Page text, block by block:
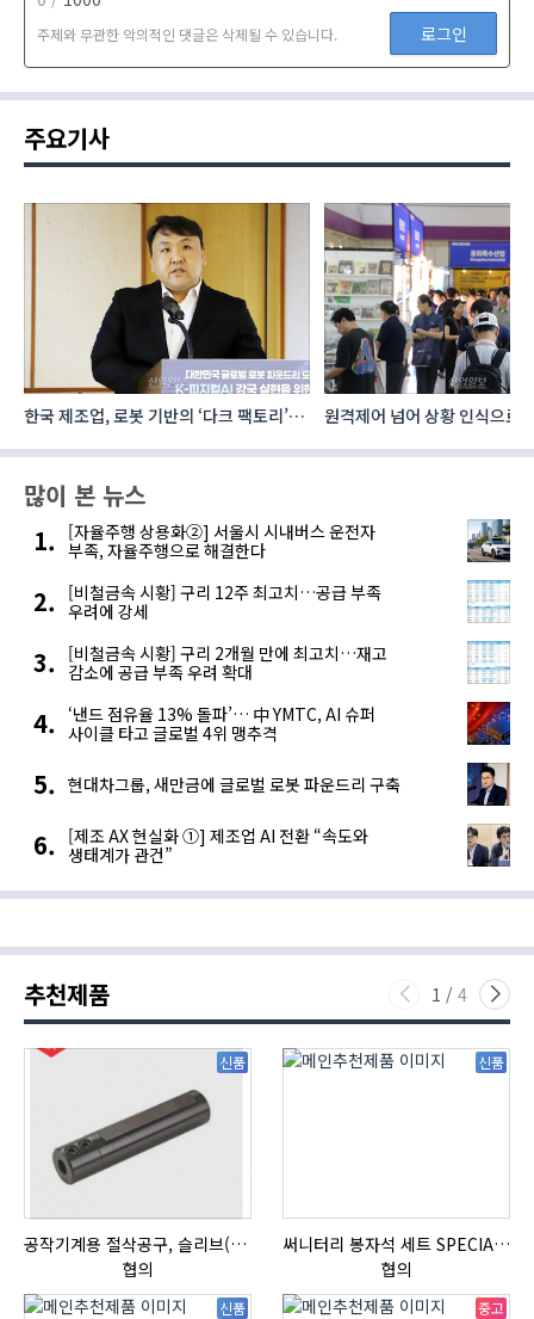
주제와 무관한 악의적인 댓글은 삭제될 수 있습니다. 로그인
주요기사
한국 제조업, 로봇 기반의 ‘다크 팩토리’로
원격제어 넘어 상황 인식으로,
많이 본 뉴스
[자율주행 상용화②] 서울시 시내버스 운전자
부족, 자율주행으로 해결한다
[비철금속 시황] 구리 12주 최고치…공급 부족
우려에 강세
[비철금속 시황] 구리 2개월 만에 최고치…재고
감소에 공급 부족 우려 확대
‘낸드 점유율 13% 돌파’… 中 YMTC, AI 슈퍼
사이클 타고 글로벌 4위 맹추격
현대차그룹, 새만금에 글로벌 로봇 파운드리 구축
[제조 AX 현실화 ①] 제조업 AI 전환 “속도와
생태계가 관건”
추천제품 1 / 4
신품
공작기계용 절삭공구, 슬리브(SLEEVE)
협의
신품
써니터리 봉자석 세트 SPECIAL , 봉자석 , 자석봉 , 호퍼용자석 , 전자석
협의
신품 중고